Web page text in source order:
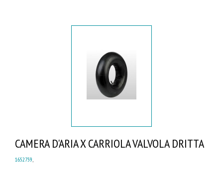
CAMERA D'ARIA X CARRIOLA VALVOLA DRITTA
1652759,